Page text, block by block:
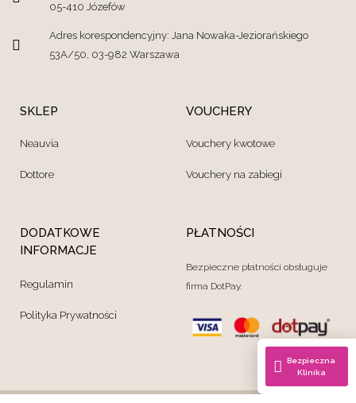
05-410 Józefów
Adres korespondencyjny: Jana Nowaka-Jeziorańskiego
53A/50, 03-982 Warszawa
SKLEP
Neauvia
Dottore
VOUCHERY
Vouchery kwotowe
Vouchery na zabiegi
DODATKOWE
INFORMACJE
Regulamin
Polityka Prywatności
PŁATNOŚCI
Bezpieczne płatności obsługuje
firma DotPay.
Bezpieczna
Klinika